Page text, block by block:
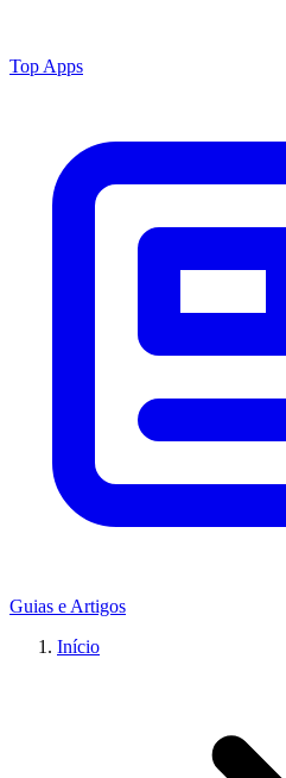
Top Apps
Guias e Artigos
Início